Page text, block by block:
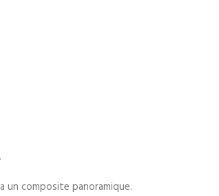
composite panoramique.